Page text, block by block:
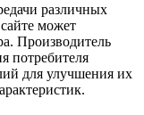
различных
может
Производитель
потребителя
для улучшения их